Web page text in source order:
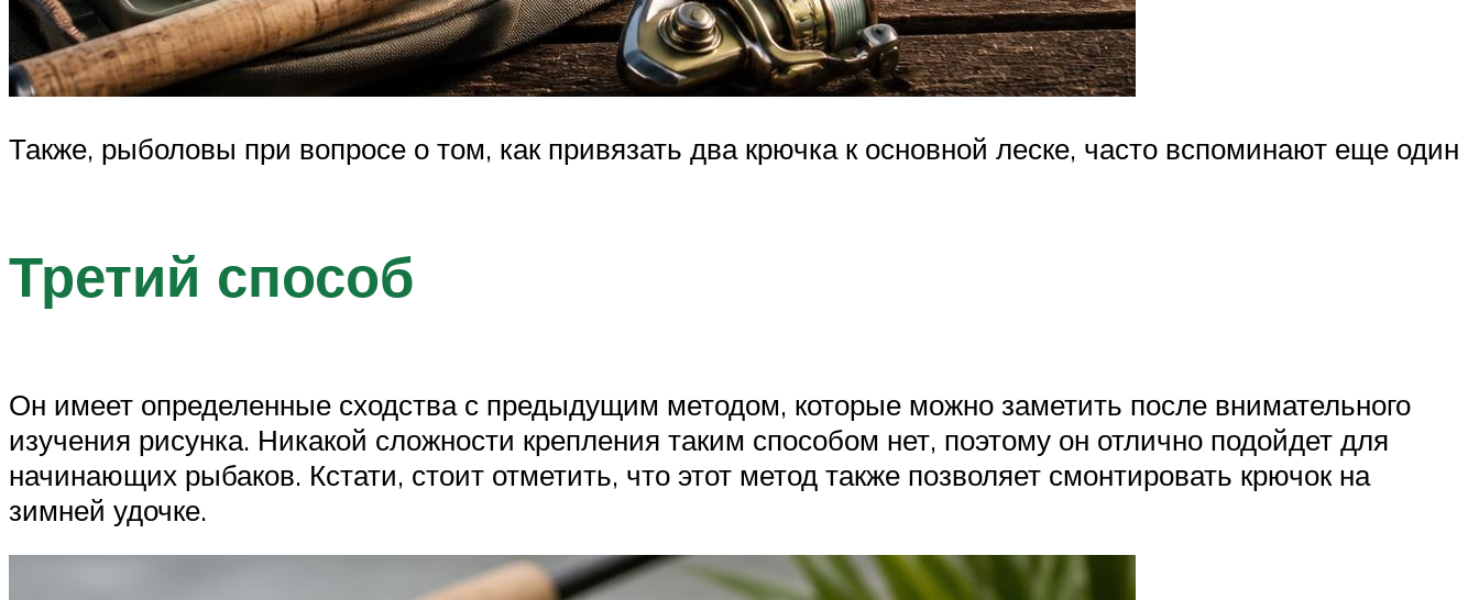
Также, рыболовы при вопросе о том, как привязать два крючка к основной леске, часто вспоминают еще один
Третий способ
Он имеет определенные сходства с предыдущим методом, которые можно заметить после внимательного
изучения рисунка. Никакой сложности крепления таким способом нет, поэтому он отлично подойдет для
начинающих рыбаков. Кстати, стоит отметить, что этот метод также позволяет смонтировать крючок на
зимней удочке.